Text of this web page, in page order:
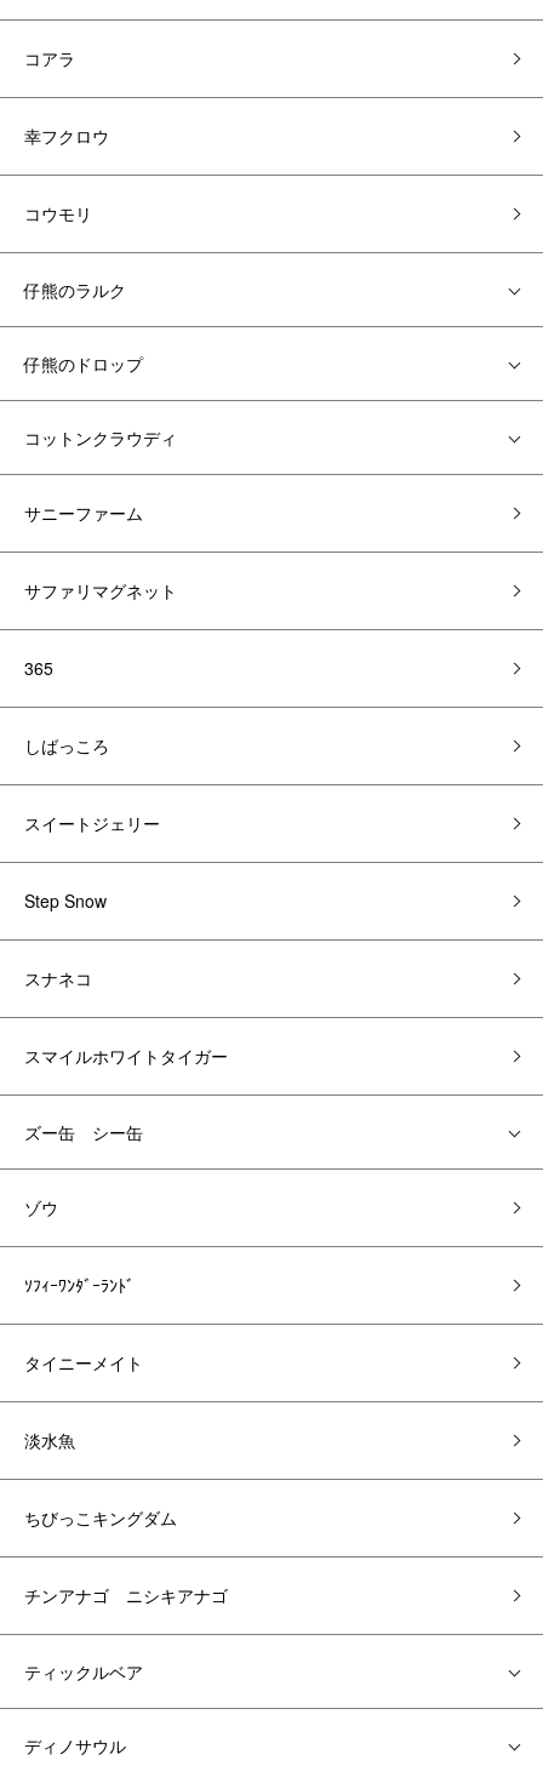
コアラ
幸フクロウ
コウモリ
仔熊のラルク
仔熊のドロップ
コットンクラウディ
サニーファーム
サファリマグネット
365
しばっころ
スイートジェリー
Step Snow
スナネコ
スマイルホワイトタイガー
ズー缶 シー缶
ゾウ
ｿﾌｨｰﾜﾝﾀﾞｰﾗﾝﾄﾞ
タイニーメイト
淡水魚
ちびっこキングダム
チンアナゴ ニシキアナゴ
ティックルベア
ディノサウル